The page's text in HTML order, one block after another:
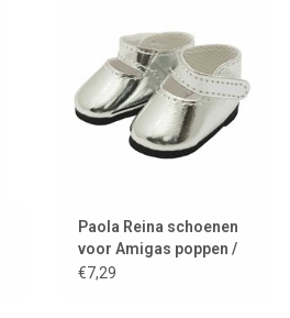
Paola Reina schoenen
voor Amigas poppen /
zilver
€7,29